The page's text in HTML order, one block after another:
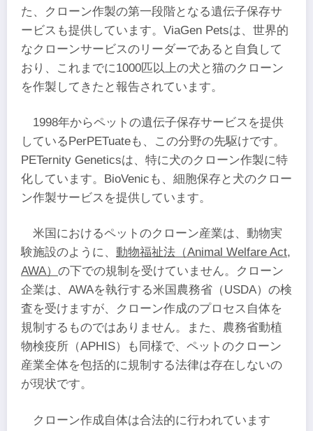
た、クローン作製の第一段階となる遺伝子保存サ
ービスも提供しています。ViaGen Petsは、世界的
なクローンサービスのリーダーであると自負して
おり、これまでに1000匹以上の犬と猫のクローン
を作製してきたと報告されています。
1998年からペットの遺伝子保存サービスを提供
しているPerPETuateも、この分野の先駆けです。
PETernity Geneticsは、特に犬のクローン作製に特
化しています。BioVenicも、細胞保存と犬のクロー
ン作製サービスを提供しています。
米国におけるペットのクローン産業は、動物実
験施設のように、 動物福祉法（Animal Welfare Act,
AWA） の下での規制を受けていません。クローン
企業は、AWAを執行する米国農務省（USDA）の検
査を受けますが、クローン作成のプロセス自体を
規制するものではありません。また、農務省動植
物検疫所（APHIS）も同様で、ペットのクローン
産業全体を包括的に規制する法律は存在しないの
が現状です。
クローン作成自体は合法的に行われています